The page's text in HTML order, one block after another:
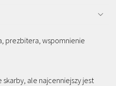
prezbitera, wspomnienie
ale najcenniejszy jest